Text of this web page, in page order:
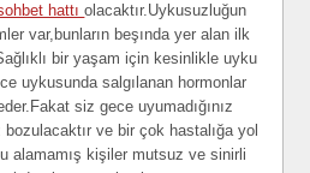
hattıolacaktır.Uykusuzluğun
var,bunların beşında yer alan ilk
bir yaşam için kesinlikle uyku
uykusunda salgılanan hormonlar
siz gece uyumadığınız
ve bir çok hastalığa yol
alamamış kişiler mutsuz ve sinirli